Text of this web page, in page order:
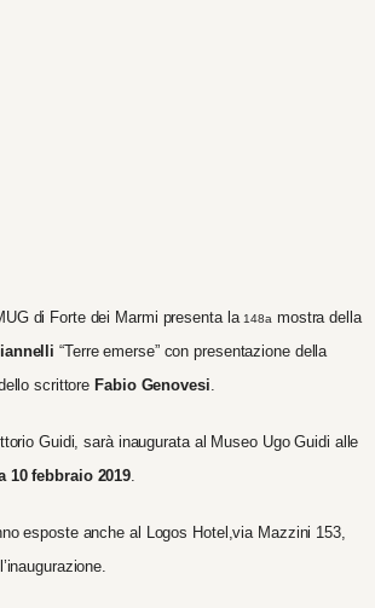
di Forte dei Marmi presenta la 148a mostra della
“Terre emerse” con presentazione della
scrittore Fabio Genovesi
Guidi, sarà inaugurata al Museo Ugo Guidi alle
10 febbraio 2019
esposte anche al Logos Hotel,via Mazzini 153,